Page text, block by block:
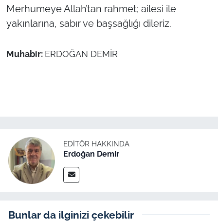
Merhumeye Allah’tan rahmet; ailesi ile
yakınlarına, sabır ve başsağlığı dileriz.
Muhabir: ERDOĞAN DEMİR
EDITÖR HAKKINDA
Erdoğan Demir
Bunlar da ilginizi çekebilir
Genel
Politika
Flaş Haber
Bilim Teknoloji
English News